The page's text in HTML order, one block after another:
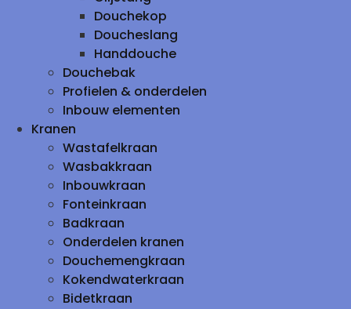
Douchekop
Doucheslang
Handdouche
Douchebak
Profielen & onderdelen
Inbouw elementen
Kranen
Wastafelkraan
Wasbakkraan
Inbouwkraan
Fonteinkraan
Badkraan
Onderdelen kranen
Douchemengkraan
Kokendwaterkraan
Bidetkraan